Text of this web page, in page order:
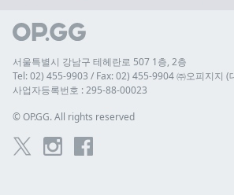
서울특별시 강남구 테헤란로 507 1층, 2층
Tel: 02) 455-9903 / Fax: 02) 455-9904 ㈜오피지지 (
사업자등록번호 : 295-88-00023
© OP.GG. All rights reserved